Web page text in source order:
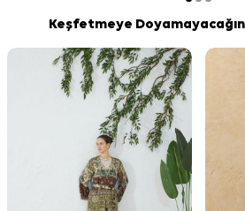
Keşfetmeye